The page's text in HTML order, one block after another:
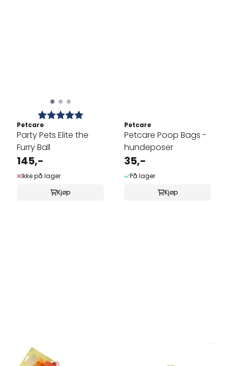
Karakter: 5.0 av 5 mulige
Petcare
Party Pets Elite the
Furry Ball
145,-
Ikke på lager
Kjøp
Petcare
Petcare Poop Bags -
hundeposer
35,-
På lager
Kjøp